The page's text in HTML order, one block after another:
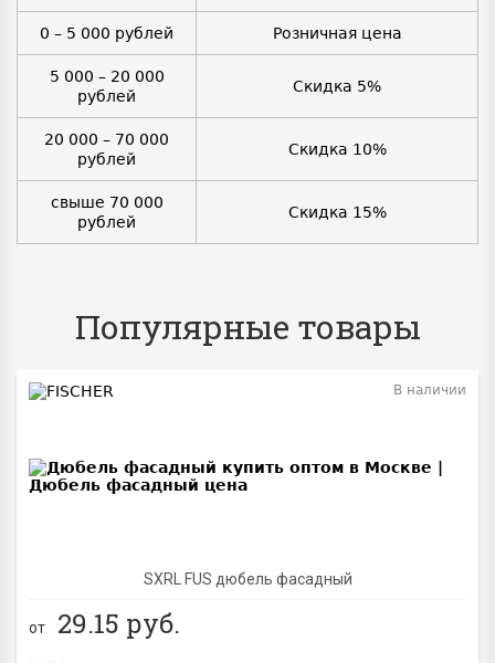
0 – 5 000 рублей Розничная цена
5 000 – 20 000
рублей
Скидка 5%
20 000 – 70 000
рублей
Скидка 10%
свыше 70 000
рублей
Скидка 15%
Популярные товары
SXRL FUS дюбель фасадный
В наличии
от 29.15 руб.